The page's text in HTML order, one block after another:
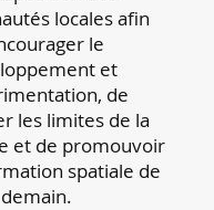
locales afin
le
et
de
les limites de la
et de promouvoir
spatiale de
demain.